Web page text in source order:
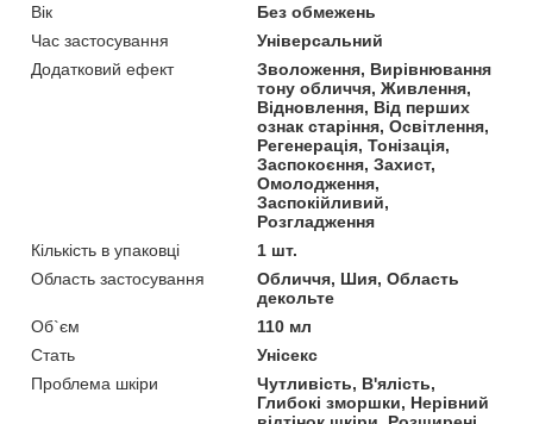
Вік
Без обмежень
Час застосування
Універсальний
Додатковий ефект
Зволоження, Вирівнювання
тону обличчя, Живлення,
Відновлення, Від перших
ознак старіння, Освітлення,
Регенерація, Тонізація,
Заспокоєння, Захист,
Омолодження,
Заспокійливий,
Розгладження
Кількість в упаковці
1 шт.
Область застосування
Обличчя, Шия, Область
декольте
Об`єм
110 мл
Стать
Унісекс
Проблема шкіри
Чутливість, В'ялість,
Глибокі зморшки, Нерівний